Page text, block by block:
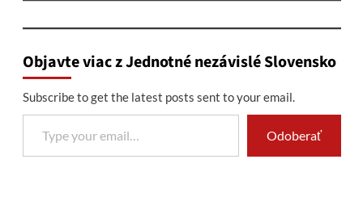
Objavte viac z Jednotné nezávislé Slovensko
Subscribe to get the latest posts sent to your email.
Type your email…
Odoberať